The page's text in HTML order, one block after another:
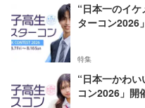
“日本一のイ
ターコン2026
特集
“日本一かわ
コン2026」開